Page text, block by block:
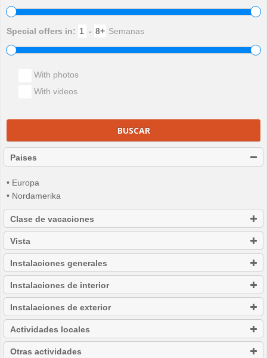
Special offers in: - Semanas
With photos
With videos
BUSCAR
Paises
• Europa
• Nordamerika
Clase de vacaciones
Vista
Instalaciones generales
Instalaciones de interior
Instalaciones de exterior
Actividades locales
Otras actividades